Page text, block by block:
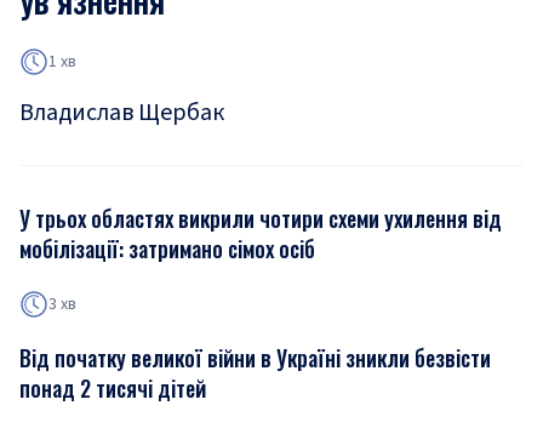
1 хв
Владислав Щербак
У трьох областях викрили чотири схеми ухилення від
мобілізації: затримано сімох осіб
3 хв
Від початку великої війни в Україні зникли безвісти
понад 2 тисячі дітей